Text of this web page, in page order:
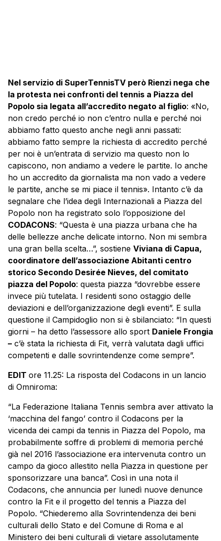
Nel servizio di SuperTennisTV però Rienzi nega che
la protesta nei confronti del tennis a Piazza del
Popolo sia legata all’accredito negato al figlio: «No,
non credo perché io non c’entro nulla e perché noi
abbiamo fatto questo anche negli anni passati:
abbiamo fatto sempre la richiesta di accredito perché
per noi è un’entrata di servizio ma questo non lo
capiscono, non andiamo a vedere le partite. Io anche
ho un accredito da giornalista ma non vado a vedere
le partite, anche se mi piace il tennis». Intanto c’è da
segnalare che l’idea degli Internazionali a Piazza del
Popolo non ha registrato solo l’opposizione del
CODACONS: “Questa è una piazza urbana che ha
delle bellezze anche delicate intorno. Non mi sembra
una gran bella scelta…”, sostiene Viviana di Capua,
coordinatore dell’associazione Abitanti centro
storico Secondo Desirée Nieves, del comitato
piazza del Popolo: questa piazza “dovrebbe essere
invece più tutelata. I residenti sono ostaggio delle
deviazioni e dell’organizzazione degli eventi”. E sulla
questione il Campidoglio non si è sbilanciato: “In questi
giorni – ha detto l’assessore allo sport Daniele Frongia
– c’è stata la richiesta di Fit, verrà valutata dagli uffici
competenti e dalle sovrintendenze come sempre”.
EDIT ore 11.25: La risposta del Codacons in un lancio
di Omniroma:
“La Federazione Italiana Tennis sembra aver attivato la
‘macchina del fango’ contro il Codacons per la
vicenda dei campi da tennis in Piazza del Popolo, ma
probabilmente soffre di problemi di memoria perché
già nel 2016 l’associazione era intervenuta contro un
campo da gioco allestito nella Piazza in questione per
sponsorizzare una banca”. Così in una nota il
Codacons, che annuncia per lunedì nuove denunce
contro la Fit e il progetto del tennis a Piazza del
Popolo. “Chiederemo alla Sovrintendenza dei beni
culturali dello Stato e del Comune di Roma e al
Ministero dei beni culturali di vietare assolutamente